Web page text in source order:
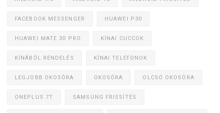
FACEBOOK MESSENGER HUAWEI P30
HUAWEI MATE 30 PRO KÍNAI CUCCOK
KÍNÁBÓL RENDELÉS KÍNAI TELEFONOK
LEGJOBB OKOSÓRA OKOSÓRA OLCSÓ OKOSÓRA
ONEPLUS 7T SAMSUNG FRISSÍTÉS